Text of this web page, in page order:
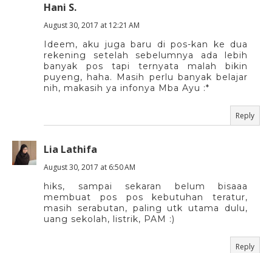
Hani S.
August 30, 2017 at 12:21 AM
Ideem, aku juga baru di pos-kan ke dua
rekening setelah sebelumnya ada lebih
banyak pos tapi ternyata malah bikin
puyeng, haha. Masih perlu banyak belajar
nih, makasih ya infonya Mba Ayu :*
Reply
Lia Lathifa
August 30, 2017 at 6:50 AM
hiks, sampai sekaran belum bisaaa
membuat pos pos kebutuhan teratur,
masih serabutan, paling utk utama dulu,
uang sekolah, listrik, PAM :)
Reply